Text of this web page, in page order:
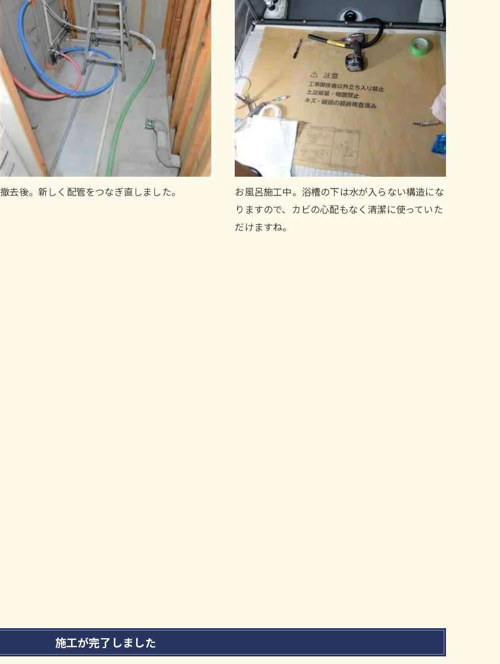
撤去後。新しく配管をつなぎ直しました。
お風呂施工中。浴槽の下は水が入らない構造にな
りますので、カビの心配もなく清潔に使っていた
だけますね。
施工が完了しました